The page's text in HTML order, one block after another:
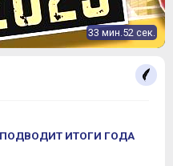
33 мин.52 сек.
ИТОГИ ГОДА